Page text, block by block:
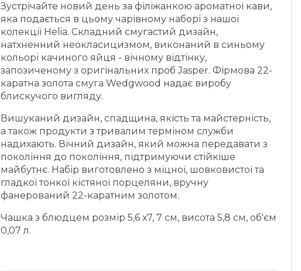
Зустрічайте новий день за філіжанкою ароматної кави,
яка подається в цьому чарівному наборі з нашої
колекції Helia. Складний смугастий дизайн,
натхненний неокласицизмом, виконаний в синьому
кольорі качиного яйця - вічному відтінку,
запозиченому з оригінальних проб Jasper. Фірмова 22-
каратна золота смуга Wedgwood надає виробу
блискучого вигляду.
Вишуканий дизайн, спадщина, якість та майстерність,
а також продукти з тривалим терміном служби
надихають. Вічний дизайн, який можна передавати з
покоління до покоління, підтримуючи стійкіше
майбутнє. Набір виготовлено з міцної, шовковистої та
гладкої тонкої кістяної порцеляни, вручну
фанерований 22-каратним золотом.
Чашка з блюдцем розмір 5,6 х7, 7 см, висота 5,8 см, об'єм
0,07 л.